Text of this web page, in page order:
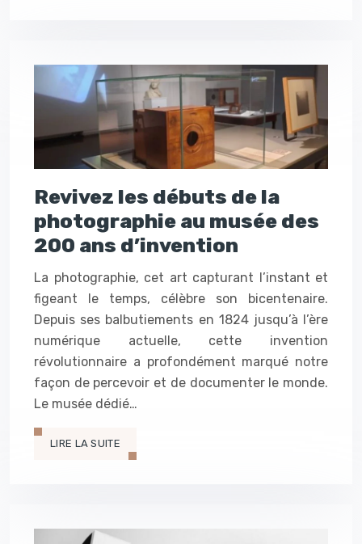
Revivez les débuts de la
photographie au musée des
200 ans d’invention
La photographie, cet art capturant l’instant et
figeant le temps, célèbre son bicentenaire.
Depuis ses balbutiements en 1824 jusqu’à l’ère
numérique actuelle, cette invention
révolutionnaire a profondément marqué notre
façon de percevoir et de documenter le monde.
Le musée dédié…
LIRE LA SUITE